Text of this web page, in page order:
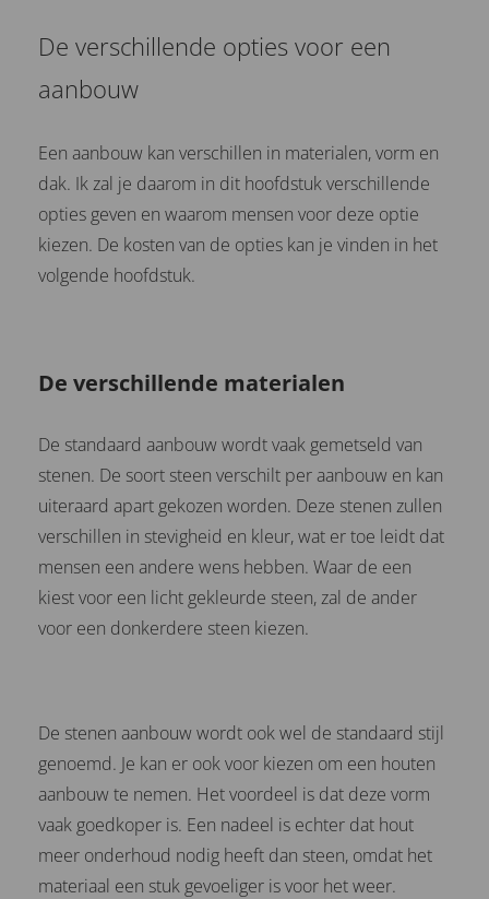
De verschillende opties voor een
aanbouw
Een aanbouw kan verschillen in materialen, vorm en
dak. Ik zal je daarom in dit hoofdstuk verschillende
opties geven en waarom mensen voor deze optie
kiezen. De kosten van de opties kan je vinden in het
volgende hoofdstuk.
De verschillende materialen
De standaard aanbouw wordt vaak gemetseld van
stenen. De soort steen verschilt per aanbouw en kan
uiteraard apart gekozen worden. Deze stenen zullen
verschillen in stevigheid en kleur, wat er toe leidt dat
mensen een andere wens hebben. Waar de een
kiest voor een licht gekleurde steen, zal de ander
voor een donkerdere steen kiezen.
De stenen aanbouw wordt ook wel de standaard stijl
genoemd. Je kan er ook voor kiezen om een houten
aanbouw te nemen. Het voordeel is dat deze vorm
vaak goedkoper is. Een nadeel is echter dat hout
meer onderhoud nodig heeft dan steen, omdat het
materiaal een stuk gevoeliger is voor het weer.